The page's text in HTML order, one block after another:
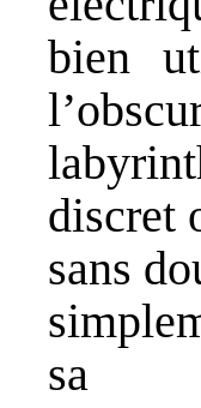
bien
discret
sans
sa